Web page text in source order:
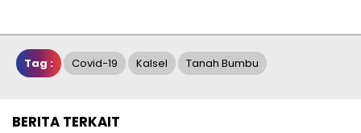
Tag : Covid-19 Kalsel Tanah Bumbu
BERITA TERKAIT